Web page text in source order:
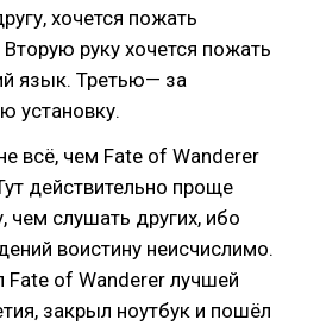
хочется пожать
руку хочется пожать
язык. Третью— за
установку.
всё, чем Fate of Wanderer
действительно проще
чем слушать других, ибо
воистину неисчислимо.
Fate of Wanderer лучшей
закрыл ноутбук и пошёл